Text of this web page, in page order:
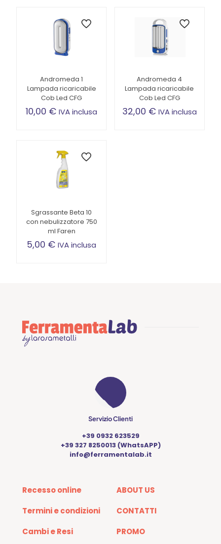
Andromeda 1
Lampada ricaricabile
Cob Led CFG
10,00 € IVA inclusa
Andromeda 4
Lampada ricaricabile
Cob Led CFG
32,00 € IVA inclusa
Sgrassante Beta 10
con nebulizzatore 750
ml Faren
5,00 € IVA inclusa
Servizio Clienti
+39 0932 623529
+39 327 8250013 (WhatsAPP)
info@ferramentalab.it
Recesso online
Termini e condizioni
Cambi e Resi
ABOUT US
CONTATTI
PROMO